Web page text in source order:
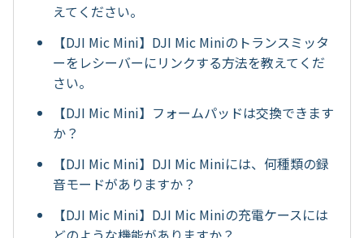
えてください。
【DJI Mic Mini】DJI Mic Miniのトランスミッタ
ーをレシーバーにリンクする方法を教えてくだ
さい。
【DJI Mic Mini】フォームパッドは交換できます
か？
【DJI Mic Mini】DJI Mic Miniには、何種類の録
音モードがありますか？
【DJI Mic Mini】DJI Mic Miniの充電ケースには